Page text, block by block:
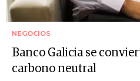
NEGOCIOS
Banco Galicia se
carbono neutral